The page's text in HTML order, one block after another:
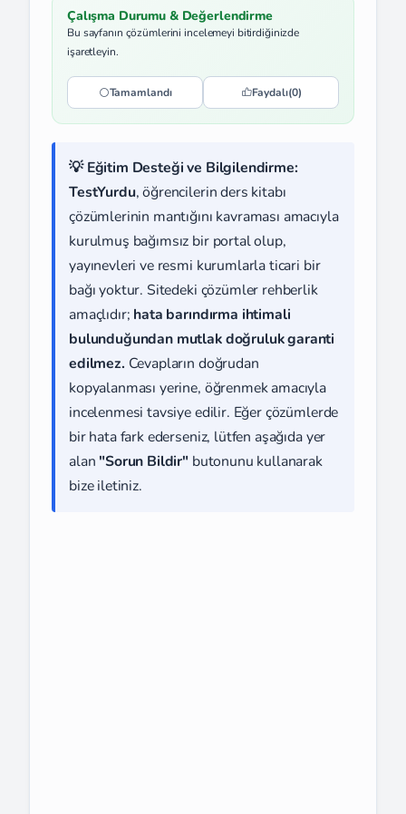
Çalışma Durumu & Değerlendirme
Bu sayfanın çözümlerini incelemeyi bitirdiğinizde
işaretleyin.
Tamamlandı Faydalı(0)
💡 Eğitim Desteği ve Bilgilendirme:
TestYurdu, öğrencilerin ders kitabı
çözümlerinin mantığını kavraması amacıyla
kurulmuş bağımsız bir portal olup,
yayınevleri ve resmi kurumlarla ticari bir
bağı yoktur. Sitedeki çözümler rehberlik
amaçlıdır; hata barındırma ihtimali
bulunduğundan mutlak doğruluk garanti
edilmez. Cevapların doğrudan
kopyalanması yerine, öğrenmek amacıyla
incelenmesi tavsiye edilir. Eğer çözümlerde
bir hata fark ederseniz, lütfen aşağıda yer
alan "Sorun Bildir" butonunu kullanarak
bize iletiniz.